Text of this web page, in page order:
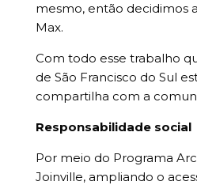
mesmo, então decidimos
Max.
Com todo esse trabalho
de São Francisco do Sul
compartilha com a
Responsabilidade social
Por meio do Programa
Joinville, ampliando o